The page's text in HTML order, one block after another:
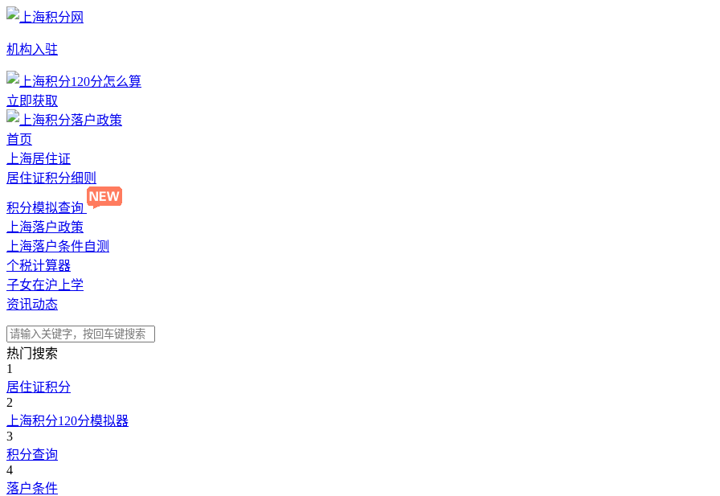
机构入驻
立即获取
首页
上海居住证
居住证积分细则
积分模拟查询
上海落户政策
上海落户条件自测
个税计算器
子女在沪上学
资讯动态
热门搜索
1
居住证积分
2
上海积分120分模拟器
3
积分查询
4
落户条件